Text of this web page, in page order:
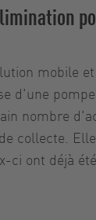
mobile
d'une
nombre
collecte.
ci ont déjà